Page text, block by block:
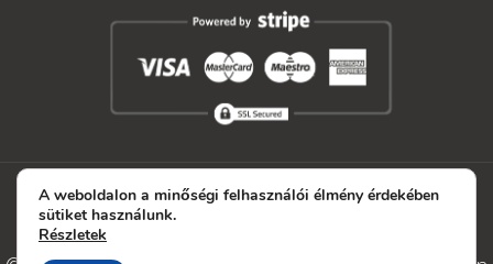
Telegram
XInstagram
A weboldalon a minőségi felhasználói élmény érdekében
sütiket használunk.
Részletek